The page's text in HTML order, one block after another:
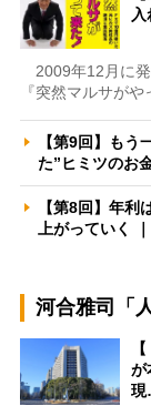
2009年12月に発
『突然マルサが
【第9回】も
た”ヒミツのお
【第8回】年
上がっていく
河合雅司「
が